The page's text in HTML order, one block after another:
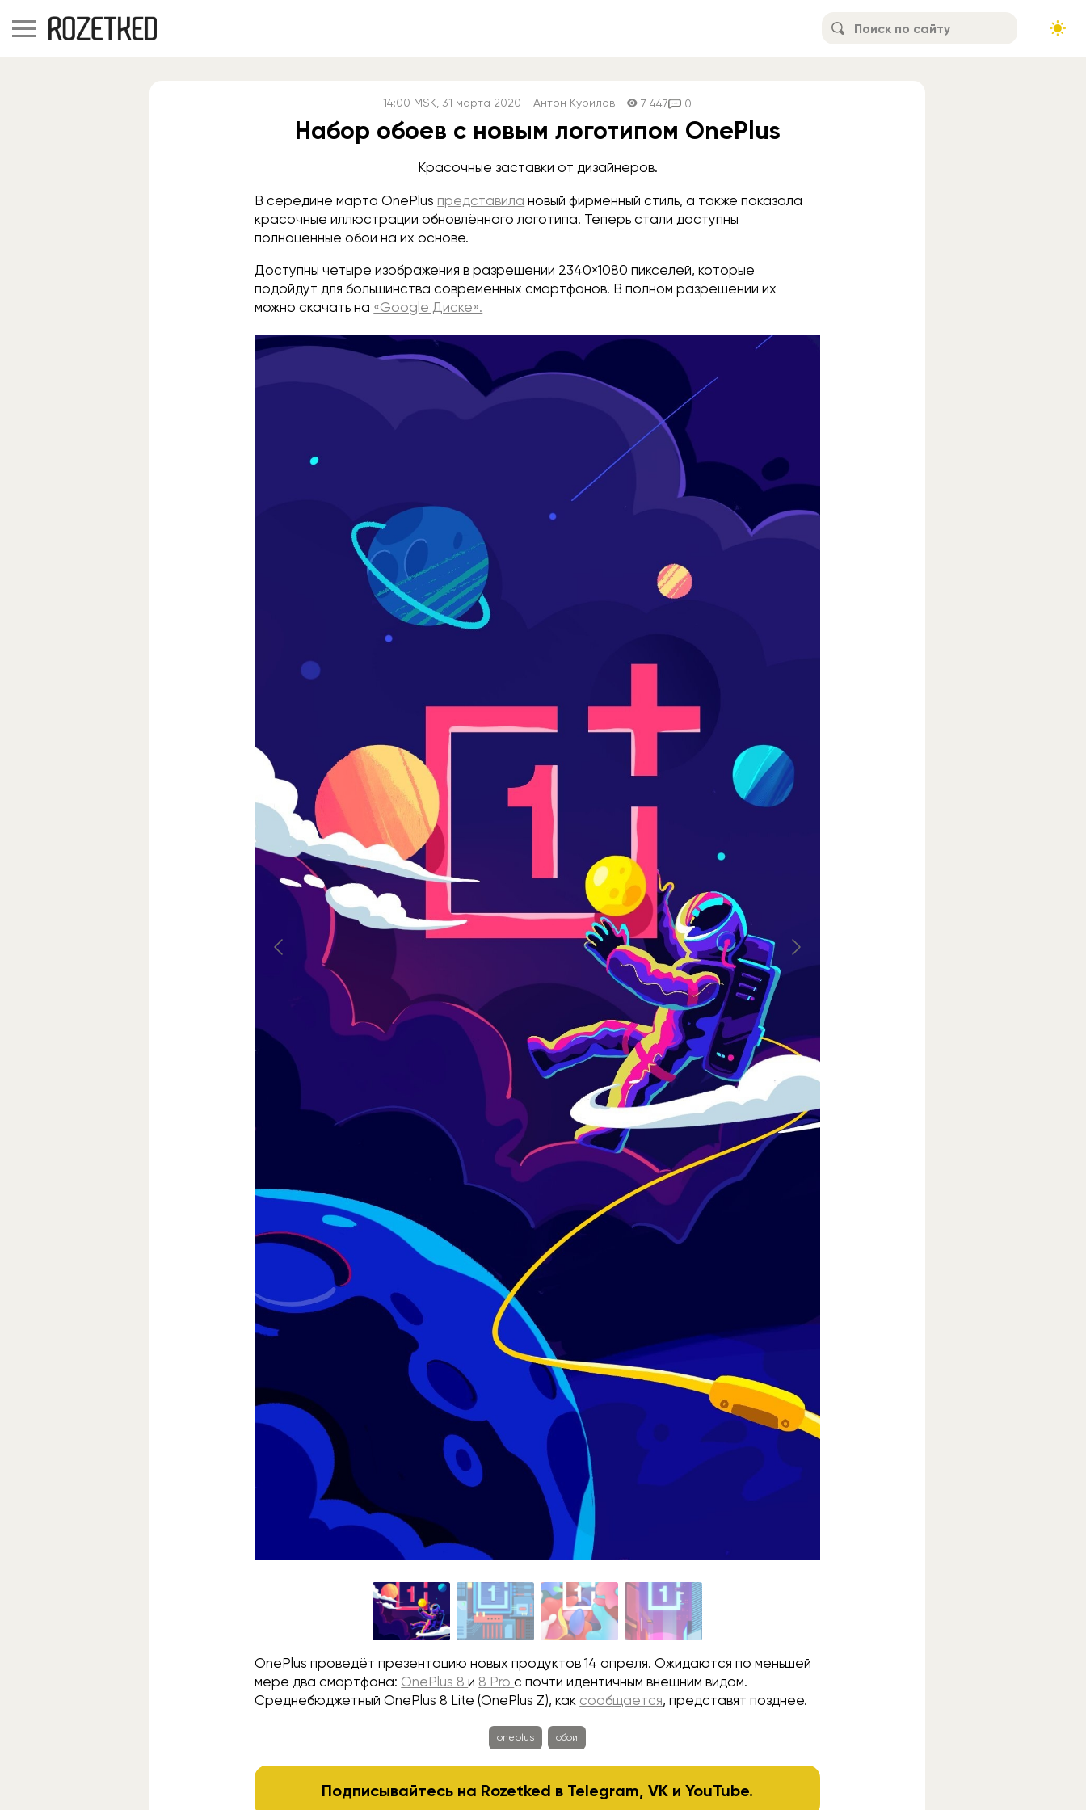
14:00 MSK , 31 марта 2020 Антон Курилов 7 447 0
Набор обоев с новым логотипом OnePlus
Красочные заставки от дизайнеров.
В середине марта OnePlus представила новый фирменный стиль, а также показала
красочные иллюстрации обновлённого логотипа. Теперь стали доступны
полноценные обои на их основе.
Доступны четыре изображения в разрешении 2340×1080 пикселей, которые
подойдут для большинства современных смартфонов. В полном разрешении их
можно скачать на «Google Диске».
OnePlus проведёт презентацию новых продуктов 14 апреля. Ожидаются по меньшей
мере два смартфона: OnePlus 8и 8 Proс почти идентичным внешним видом.
Среднебюджетный OnePlus 8 Lite (OnePlus Z), как сообщается, представят позднее.
oneplus обои
Подписывайтесь на Rozetked в Telegram,VK иYouTube.